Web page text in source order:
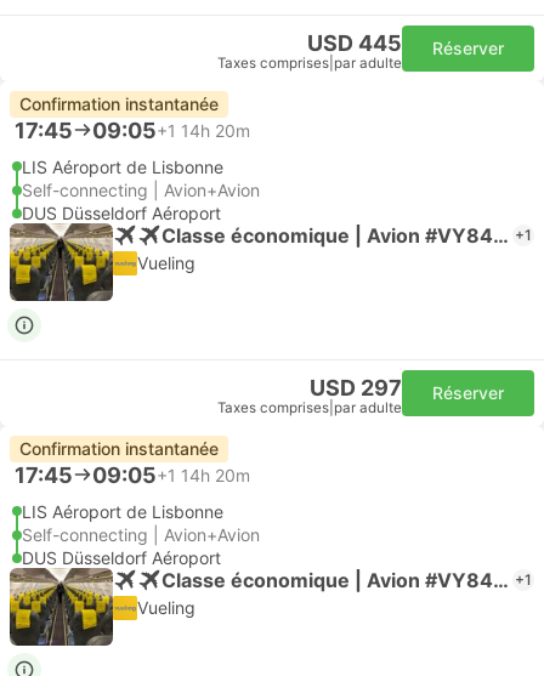
USD 445
Taxes comprises par adulte
Réserver
Confirmation instantanée
17:45 09:05+1 14h 20m
LIS Aéroport de Lisbonne
Self-connecting | Avion+Avion
DUS Düsseldorf Aéroport
Classe économique | Avion #VY8469 +1
Vueling
USD 297
Taxes comprises par adulte
Réserver
Confirmation instantanée
17:45 09:05+1 14h 20m
LIS Aéroport de Lisbonne
Self-connecting | Avion+Avion
DUS Düsseldorf Aéroport
Classe économique | Avion #VY8469 +1
Vueling